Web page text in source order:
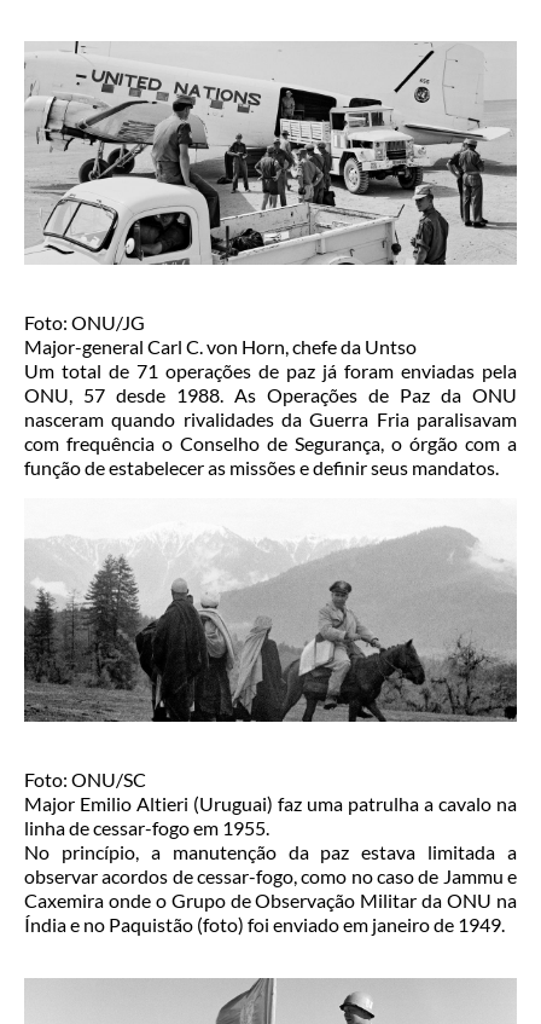
Foto: ONU/JG
Major-general Carl C. von Horn, chefe da Untso
Um total de 71 operações de paz já foram enviadas pela
ONU, 57 desde 1988. As Operações de Paz da ONU
nasceram quando rivalidades da Guerra Fria paralisavam
com frequência o Conselho de Segurança, o órgão com a
função de estabelecer as missões e definir seus mandatos.
Foto: ONU/SC
Major Emilio Altieri (Uruguai) faz uma patrulha a cavalo na
linha de cessar-fogo em 1955.
No princípio, a manutenção da paz estava limitada a
observar acordos de cessar-fogo, como no caso de Jammu e
Caxemira onde o Grupo de Observação Militar da ONU na
Índia e no Paquistão (foto) foi enviado em janeiro de 1949.